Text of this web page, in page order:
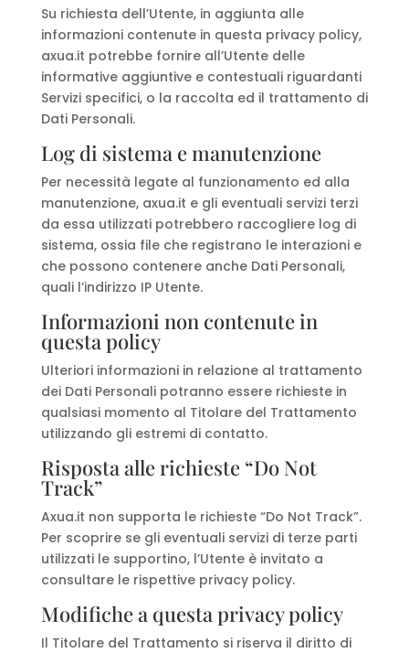
Su richiesta dell’Utente, in aggiunta alle
informazioni contenute in questa privacy policy,
axua.it potrebbe fornire all’Utente delle
informative aggiuntive e contestuali riguardanti
Servizi specifici, o la raccolta ed il trattamento di
Dati Personali.
Log di sistema e manutenzione
Per necessità legate al funzionamento ed alla
manutenzione, axua.it e gli eventuali servizi terzi
da essa utilizzati potrebbero raccogliere log di
sistema, ossia file che registrano le interazioni e
che possono contenere anche Dati Personali,
quali l’indirizzo IP Utente.
Informazioni non contenute in
questa policy
Ulteriori informazioni in relazione al trattamento
dei Dati Personali potranno essere richieste in
qualsiasi momento al Titolare del Trattamento
utilizzando gli estremi di contatto.
Risposta alle richieste “Do Not
Track”
Axua.it non supporta le richieste “Do Not Track”.
Per scoprire se gli eventuali servizi di terze parti
utilizzati le supportino, l’Utente è invitato a
consultare le rispettive privacy policy.
Modifiche a questa privacy policy
Il Titolare del Trattamento si riserva il diritto di